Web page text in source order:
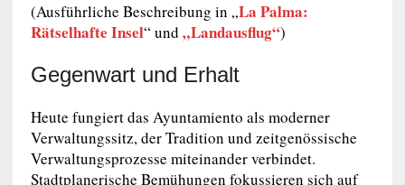
(Ausführliche Beschreibung in „La Palma:
Rätselhafte Insel“ und „Landausflug“)
Gegenwart und Erhalt
Heute fungiert das Ayuntamiento als moderner
Verwaltungssitz, der Tradition und zeitgenössische
Verwaltungsprozesse miteinander verbindet.
Stadtplanerische Bemühungen fokussieren sich auf